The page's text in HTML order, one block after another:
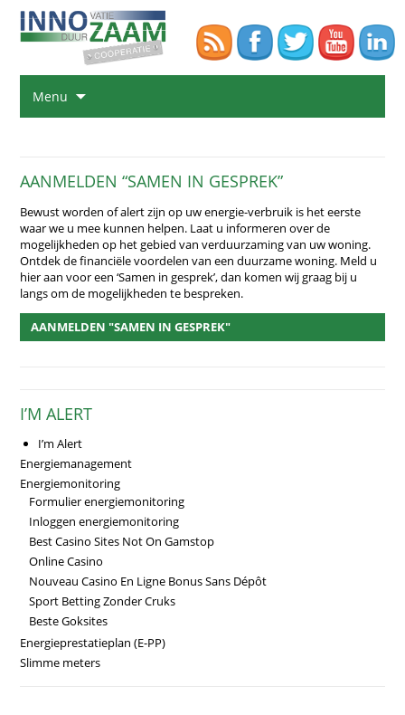
Menu
AANMELDEN “SAMEN IN GESPREK”
Bewust worden of alert zijn op uw energie-verbruik is het eerste
waar we u mee kunnen helpen. Laat u informeren over de
mogelijkheden op het gebied van verduurzaming van uw woning.
Ontdek de financiële voordelen van een duurzame woning. Meld u
hier aan voor een ‘Samen in gesprek’, dan komen wij graag bij u
langs om de mogelijkheden te bespreken.
AANMELDEN "SAMEN IN GESPREK"
I’M ALERT
I’m Alert
Energiemanagement
Energiemonitoring
Formulier energiemonitoring
Inloggen energiemonitoring
Best Casino Sites Not On Gamstop
Online Casino
Nouveau Casino En Ligne Bonus Sans Dépôt
Sport Betting Zonder Cruks
Beste Goksites
Energieprestatieplan (E-PP)
Slimme meters